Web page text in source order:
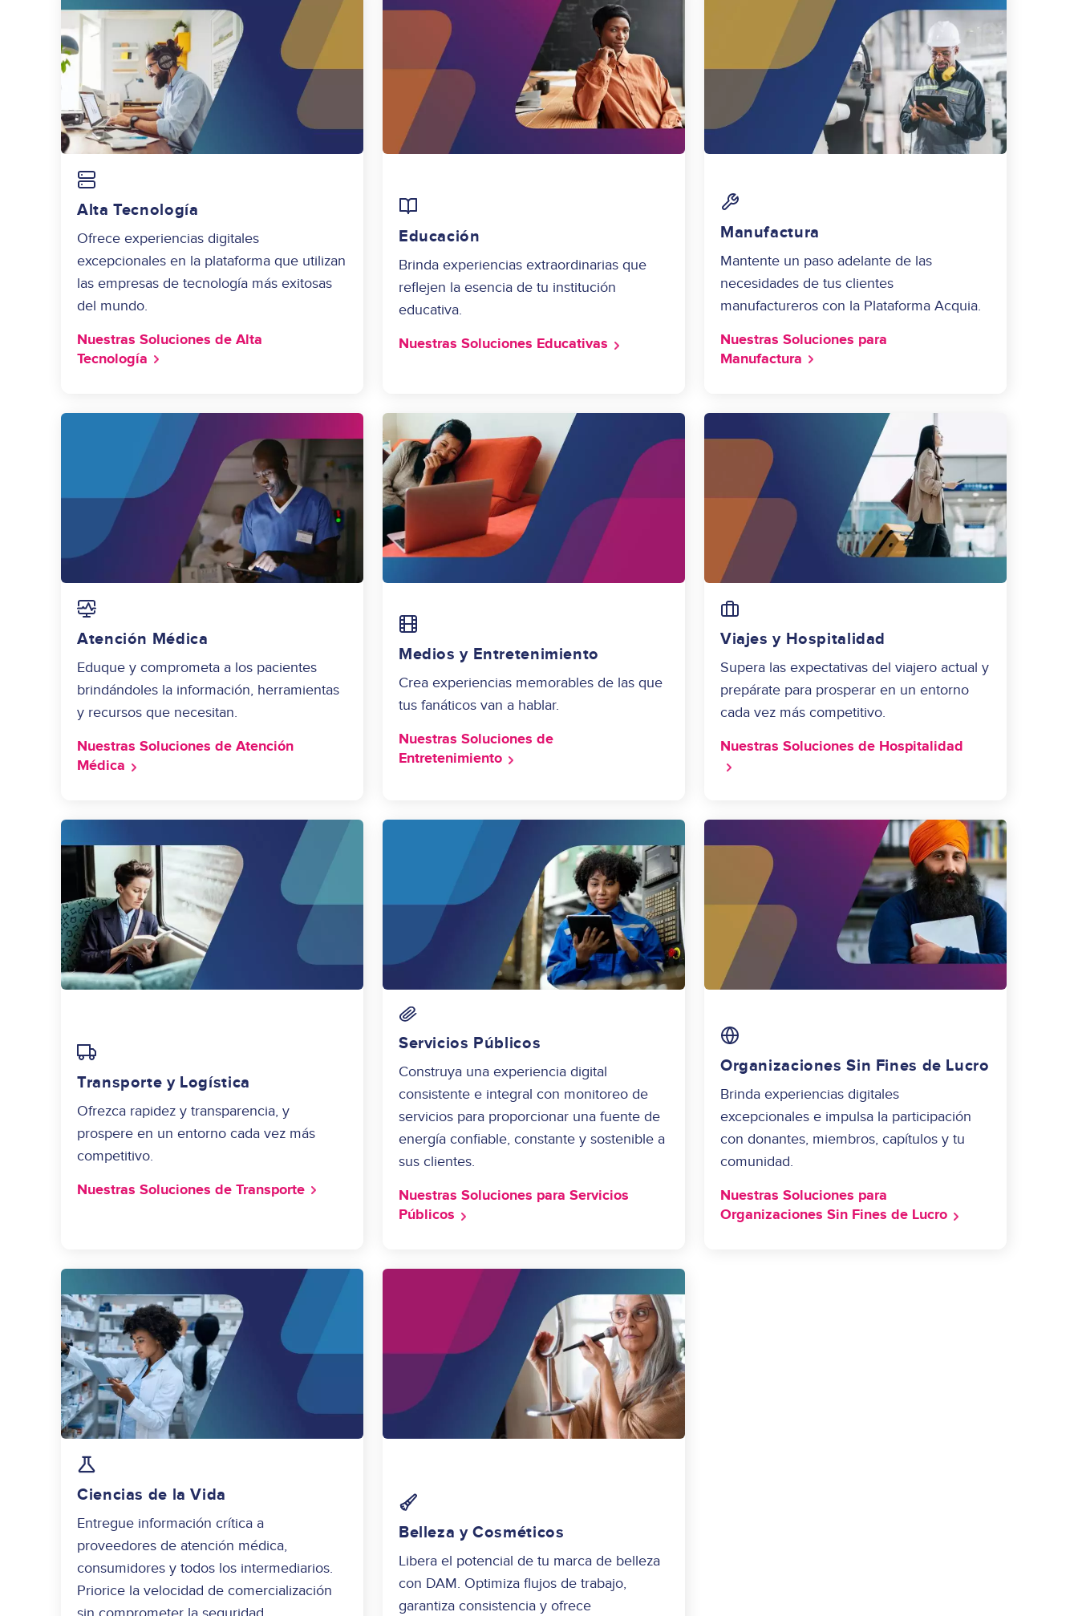
Image
Alta Tecnología
Ofrece experiencias digitales
excepcionales en la plataforma que utilizan
las empresas de tecnología más exitosas
del mundo.
Nuestras Soluciones de Alta
Tecnología
Image
Educación
Brinda experiencias extraordinarias que
reflejen la esencia de tu institución
educativa.
Nuestras Soluciones Educativas
Image
Manufactura
Mantente un paso adelante de las
necesidades de tus clientes
manufactureros con la Plataforma Acquia.
Nuestras Soluciones para
Manufactura
Image
Atención Médica
Eduque y comprometa a los pacientes
brindándoles la información, herramientas
y recursos que necesitan.
Nuestras Soluciones de Atención
Médica
Image
Medios y Entretenimiento
Crea experiencias memorables de las que
tus fanáticos van a hablar.
Nuestras Soluciones de
Entretenimiento
Image
Viajes y Hospitalidad
Supera las expectativas del viajero actual y
prepárate para prosperar en un entorno
cada vez más competitivo.
Nuestras Soluciones de Hospitalidad
Image
Transporte y Logística
Ofrezca rapidez y transparencia, y
prospere en un entorno cada vez más
competitivo.
Nuestras Soluciones de Transporte
Image
Servicios Públicos
Construya una experiencia digital
consistente e integral con monitoreo de
servicios para proporcionar una fuente de
energía confiable, constante y sostenible a
sus clientes.
Nuestras Soluciones para Servicios
Públicos
Image
Organizaciones Sin Fines de Lucro
Brinda experiencias digitales
excepcionales e impulsa la participación
con donantes, miembros, capítulos y tu
comunidad.
Nuestras Soluciones para
Organizaciones Sin Fines de Lucro
Image
Ciencias de la Vida
Entregue información crítica a
proveedores de atención médica,
consumidores y todos los intermediarios.
Priorice la velocidad de comercialización
Image
Belleza y Cosméticos
Libera el potencial de tu marca de belleza
con DAM. Optimiza flujos de trabajo,
garantiza consistencia y ofrece